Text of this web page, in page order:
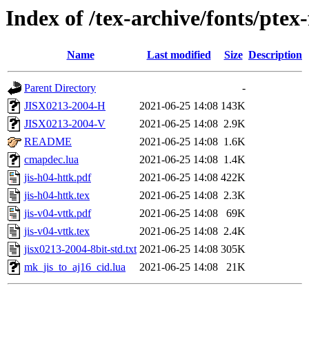
Index of /tex-archive/fonts/
Name Last modified Size Description
Parent Directory
-
JISX0213-2004-H
2021-06-25 14:08 143K
JISX0213-2004-V
2021-06-25 14:08 2.9K
README
2021-06-25 14:08 1.6K
cmapdec.lua
2021-06-25 14:08 1.4K
jis-h04-httk.pdf
2021-06-25 14:08 422K
jis-h04-httk.tex
2021-06-25 14:08 2.3K
jis-v04-vttk.pdf
2021-06-25 14:08
69K
jis-v04-vttk.tex
2021-06-25 14:08 2.4K
jisx0213-2004-8bit-std.txt 2021-06-25 14:08 305K
mk_jis_to_aj16_cid.lua
2021-06-25 14:08 21K